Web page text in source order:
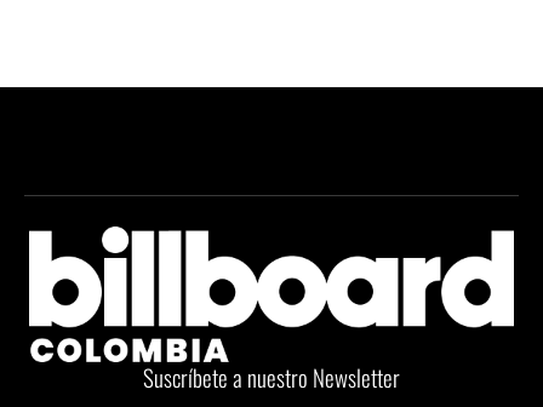
Suscríbete a nuestro Newsletter